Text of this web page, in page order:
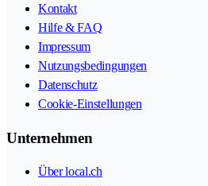
Kontakt
Hilfe & FAQ
Impressum
Nutzungsbedingungen
Datenschutz
Cookie-Einstellungen
Unternehmen
Über local.ch